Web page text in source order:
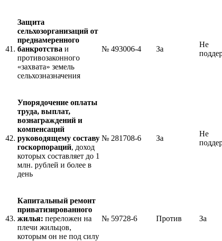
41.
Защита
сельхозорганизаций от
преднамеренного
банкротства и
противозаконного
«захвата» земель
сельхозназначения
№ 493006-4 За
Не
42.
Упорядочение оплаты
труда, выплат,
вознаграждений и
компенсаций
руководящему составу
госкорпораций, доход
которых составляет до 1
млн. рублей и более в
день
№ 281708-6 За
Не
43.
Капитальный ремонт
приватизированного
жилья: переложен на
плечи жильцов,
которым он не под силу
№ 59728-6 Против За